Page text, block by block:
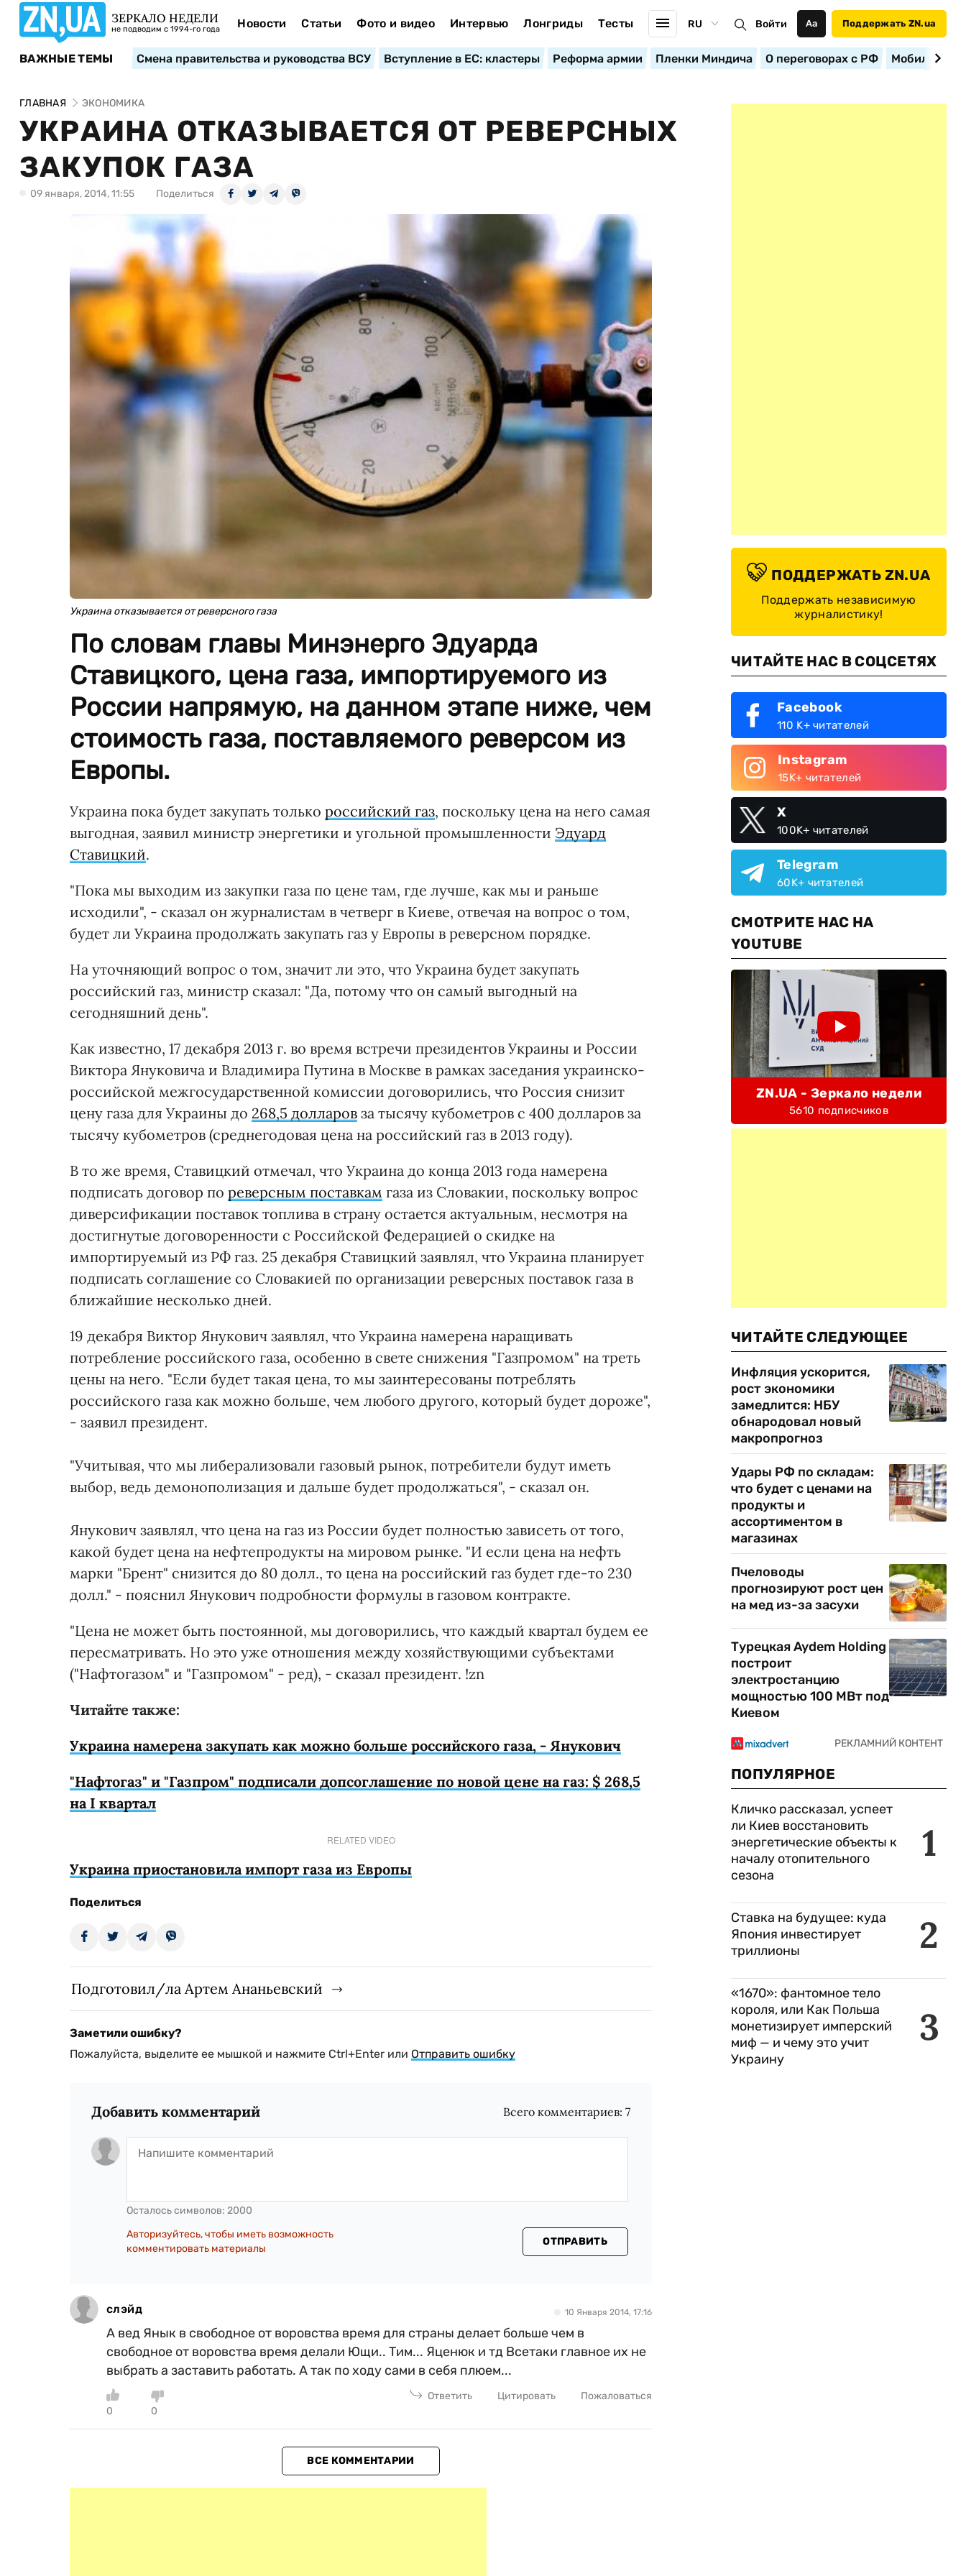
ЗЕРКАЛО НЕДЕЛИ
не подводим с 1994-го года Новости Статьи Фото и видео Интервью Лонгриды Тесты RU Войти Аа Поддержать ZN.ua
ВАЖНЫЕ ТЕМЫ Смена правительства и руководства ВСУ Вступление в ЕС: кластеры Реформа армии Пленки Миндича О переговорах с РФ
ГЛАВНАЯ ЭКОНОМИКА
УКРАИНА ОТКАЗЫВАЕТСЯ ОТ РЕВЕРСНЫХ
ЗАКУПОК ГАЗА
09 января, 2014, 11:55 Поделиться
Украина отказывается от реверсного газа
По словам главы Минэнерго Эдуарда
Ставицкого, цена газа, импортируемого из
России напрямую, на данном этапе ниже, чем
стоимость газа, поставляемого реверсом из
Европы.
Украина пока будет закупать только российский газ, поскольку цена на него самая
выгодная, заявил министр энергетики и угольной промышленности Эдуард
Ставицкий.
"Пока мы выходим из закупки газа по цене там, где лучше, как мы и раньше
исходили", - сказал он журналистам в четверг в Киеве, отвечая на вопрос о том,
будет ли Украина продолжать закупать газ у Европы в реверсном порядке.
На уточняющий вопрос о том, значит ли это, что Украина будет закупать
российский газ, министр сказал: "Да, потому что он самый выгодный на
сегодняшний день".
Как известно, 17 декабря 2013 г. во время встречи президентов Украины и России
Виктора Януковича и Владимира Путина в Москве в рамках заседания украинско-
российской межгосударственной комиссии договорились, что Россия снизит
цену газа для Украины до 268,5 долларов за тысячу кубометров с 400 долларов за
тысячу кубометров (среднегодовая цена на российский газ в 2013 году).
В то же время, Ставицкий отмечал, что Украина до конца 2013 года намерена
подписать договор по реверсным поставкам газа из Словакии, поскольку вопрос
диверсификации поставок топлива в страну остается актуальным, несмотря на
достигнутые договоренности с Российской Федерацией о скидке на
импортируемый из РФ газ. 25 декабря Ставицкий заявлял, что Украина планирует
подписать соглашение со Словакией по организации реверсных поставок газа в
ближайшие несколько дней.
19 декабря Виктор Янукович заявлял, что Украина намерена наращивать
потребление российского газа, особенно в свете снижения "Газпромом" на треть
цены на него. "Если будет такая цена, то мы заинтересованы потреблять
российского газа как можно больше, чем любого другого, который будет дороже",
- заявил президент.
"Учитывая, что мы либерализовали газовый рынок, потребители будут иметь
выбор, ведь демонополизация и дальше будет продолжаться", - сказал он.
Янукович заявлял, что цена на газ из России будет полностью зависеть от того,
какой будет цена на нефтепродукты на мировом рынке. "И если цена на нефть
марки "Брент" снизится до 80 долл., то цена на российский газ будет где-то 230
долл." - пояснил Янукович подробности формулы в газовом контракте.
"Цена не может быть постоянной, мы договорились, что каждый квартал будем ее
пересматривать. Но это уже отношения между хозяйствующими субъектами
("Нафтогазом" и "Газпромом" - ред), - сказал президент. !zn
Читайте также:
Украина намерена закупать как можно больше российского газа, - Янукович
"Нафтогаз" и "Газпром" подписали допсоглашение по новой цене на газ: $ 268,5
на I квартал
RELATED VIDEO
Украина приостановила импорт газа из Европы
Поделиться
Подготовил/ла Артем Ананьевский
Заметили ошибку?
Пожалуйста, выделите ее мышкой и нажмите Ctrl+Enter или Отправить ошибку
Добавить комментарий Всего комментариев:7
Осталось символов: 2000
Авторизуйтесь, чтобы иметь возможность
комментировать материалы
ОТПРАВИТЬ
слэйд 10 Января 2014, 17:16
А вед Янык в свободное от воровства время для страны делает больше чем в
свободное от воровства время делали Ющи.. Тим... Яценюк и тд Всетаки главное их не
выбрать а заставить работать. А так по ходу сами в себя плюем...
0 0
Ответить Цитировать Пожаловаться
ВСЕ КОММЕНТАРИИ
ПОДДЕРЖАТЬ ZN.UA
Поддержать независимую
журналистику!
ЧИТАЙТЕ НАС В СОЦСЕТЯХ
Facebook
110 K+ читателей
Instagram
15K+ читателей
X
100K+ читателей
Telegram
60K+ читателей
СМОТРИТЕ НАС НА
YOUTUBE
ZN.UA - Зеркало недели
5610 подписчиков
ЧИТАЙТЕ СЛЕДУЮЩЕЕ
Инфляция ускорится,
рост экономики
замедлится: НБУ
обнародовал новый
макропрогноз
Удары РФ по складам:
что будет с ценами на
продукты и
ассортиментом в
магазинах
Пчеловоды
прогнозируют рост цен
на мед из-за засухи
Турецкая Aydem Holding
построит
электростанцию
мощностью 100 МВт под
Киевом
ПОПУЛЯРНОЕ
1
Кличко рассказал, успеет
ли Киев восстановить
энергетические объекты к
началу отопительного
сезона
2
Ставка на будущее: куда
Япония инвестирует
триллионы
3
«1670»: фантомное тело
короля, или Как Польша
монетизирует имперский
миф — и чему это учит
Украину